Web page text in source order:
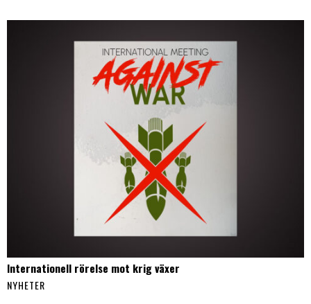
Internationell rörelse mot krig växer
NYHETER